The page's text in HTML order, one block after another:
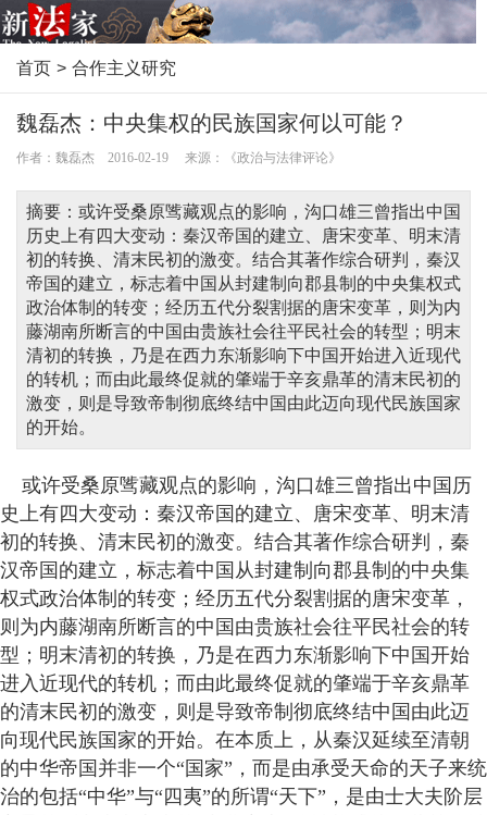
首页 > 合作主义研究
魏磊杰：中央集权的民族国家何以可能？
作者：魏磊杰 2016-02-19 来源：《政治与法律评论》
摘要：或许受桑原骘藏观点的影响，沟口雄三曾指出中国
历史上有四大变动：秦汉帝国的建立、唐宋变革、明末清
初的转换、清末民初的激变。结合其著作综合研判，秦汉
帝国的建立，标志着中国从封建制向郡县制的中央集权式
政治体制的转变；经历五代分裂割据的唐宋变革，则为内
藤湖南所断言的中国由贵族社会往平民社会的转型；明末
清初的转换，乃是在西力东渐影响下中国开始进入近现代
的转机；而由此最终促就的肇端于辛亥鼎革的清末民初的
激变，则是导致帝制彻底终结中国由此迈向现代民族国家
的开始。
或许受桑原骘藏观点的影响，沟口雄三曾指出中国历
史上有四大变动：秦汉帝国的建立、唐宋变革、明末清
初的转换、清末民初的激变。结合其著作综合研判，秦
汉帝国的建立，标志着中国从封建制向郡县制的中央集
权式政治体制的转变；经历五代分裂割据的唐宋变革，
则为内藤湖南所断言的中国由贵族社会往平民社会的转
型；明末清初的转换，乃是在西力东渐影响下中国开始
进入近现代的转机；而由此最终促就的肇端于辛亥鼎革
的清末民初的激变，则是导致帝制彻底终结中国由此迈
向现代民族国家的开始。在本质上，从秦汉延续至清朝
的中华帝国并非一个“国家”，而是由承受天命的天子来统
治的包括“中华”与“四夷”的所谓“天下”，是由士大夫阶层